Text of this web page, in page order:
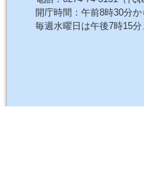
開庁時間：午前8時30分
毎週水曜日は午後7時15分